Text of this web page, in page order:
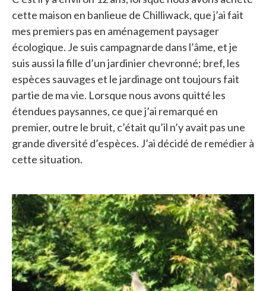
cette maison en banlieue de Chilliwack, que j’ai fait
mes premiers pas en aménagement paysager
écologique. Je suis campagnarde dans l’âme, et je
suis aussi la fille d’un jardinier chevronné; bref, les
espèces sauvages et le jardinage ont toujours fait
partie de ma vie. Lorsque nous avons quitté les
étendues paysannes, ce que j’ai remarqué en
premier, outre le bruit, c’était qu’il n’y avait pas une
grande diversité d’espèces. J’ai décidé de remédier à
cette situation.